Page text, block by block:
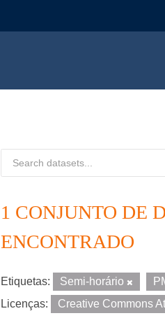
1 CONJUNTO DE
ENCONTRADO
Etiquetas: Semi-horário
Licenças:
Creative Commons